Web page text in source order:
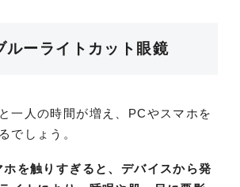
ルーライトカット眼鏡
一人の時間が増え、PCやスマホを
でしょう。
を触りすぎると、デバイスから発